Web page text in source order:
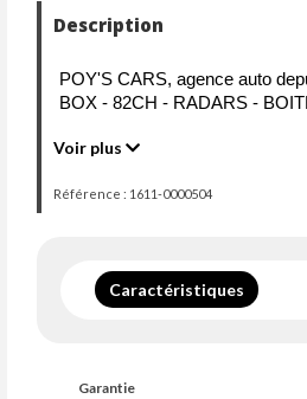
Description
POY'S CARS, agence auto
BOX - 82CH - RADARS -
De 2014, couleur GRIS CLAIR,
véhicule Essence de 1199
Voir plus
Référence : 1611-0000504
Caractéristiques
Garantie